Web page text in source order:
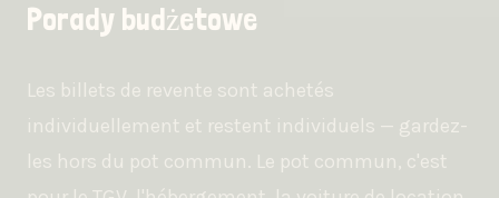
Porady budżetowe
Les billets de revente sont achetés
individuellement et restent individuels — gardez-
les hors du pot commun. Le pot commun, c'est